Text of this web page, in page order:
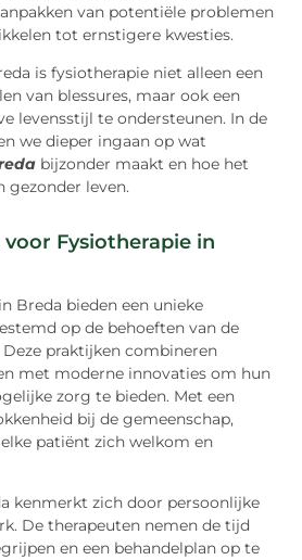
van potentiële problemen
tot ernstigere kwesties.
is fysiotherapie niet alleen een
van blessures, maar ook een
levensstijl te ondersteunen. In de
we dieper ingaan op wat
bijzonder maakt en hoe het
gezonder leven.
Fysiotherapie in
Breda bieden een unieke
op de behoeften van de
praktijken combineren
met moderne innovaties om hun
zorg te bieden. Met een
bij de gemeenschap,
patiënt zich welkom en
kenmerkt zich door persoonlijke
De therapeuten nemen de tijd
en een behandelplan op te